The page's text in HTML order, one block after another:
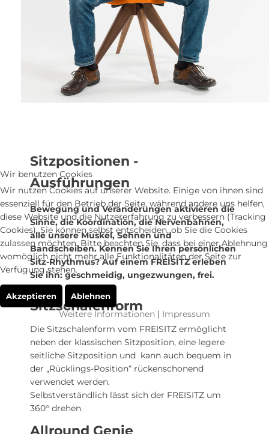
Sitzpositionen -
Ausführungen
Bewegung und Veränderungen aktivieren die
Sinne, die Koordination, die Nervenbahnen,
alle unsere Muskel, Sehnen und
Bandscheiben. Kennen Sie Ihren persönlichen
Sitz-Rhythmus? Auf einem FREISITZ erleben
Sie ihn: geschmeidig, ungezwungen, frei.
Sitzschalenform
Die Sitzschalenform vom FREISITZ ermöglicht
neben der klassischen Sitzposition, eine legere
seitliche Sitzposition und kann auch bequem in
der „Rücklings-Position“ rückenschonend
verwendet werden.
Selbstverständlich lässt sich der FREISITZ um
360° drehen.
Allround Genie
Wir benutzen Cookies
Wir nutzen Cookies auf unserer Website. Einige von ihnen sind
essenziell für den Betrieb der Seite, während andere uns helfen,
diese Website und die Nutzererfahrung zu verbessern (Tracking
Cookies). Sie können selbst entscheiden, ob Sie die Cookies
zulassen möchten. Bitte beachten Sie, dass bei einer Ablehnung
womöglich nicht mehr alle Funktionalitäten der Seite zur
Verfügung stehen.
Akzeptieren Ablehnen
Weitere Informationen | Impressum